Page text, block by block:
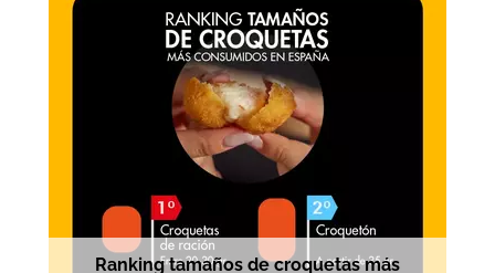
Ranking tamaños de croquetas más